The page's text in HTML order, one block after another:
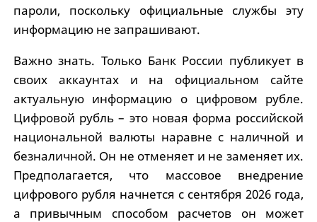
пароли, поскольку официальные службы эту
информацию не запрашивают.
Важно знать. Только Банк России публикует в
своих аккаунтах и на официальном сайте
актуальную информацию о цифровом рубле.
Цифровой рубль – это новая форма российской
национальной валюты наравне с наличной и
безналичной. Он не отменяет и не заменяет их.
Предполагается, что массовое внедрение
цифрового рубля начнется с сентября 2026 года,
а привычным способом расчетов он может